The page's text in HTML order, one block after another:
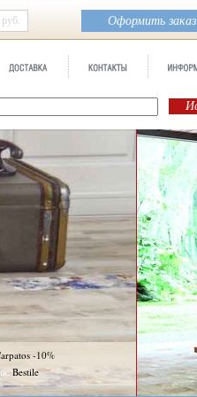
Оформить заказ
руб.